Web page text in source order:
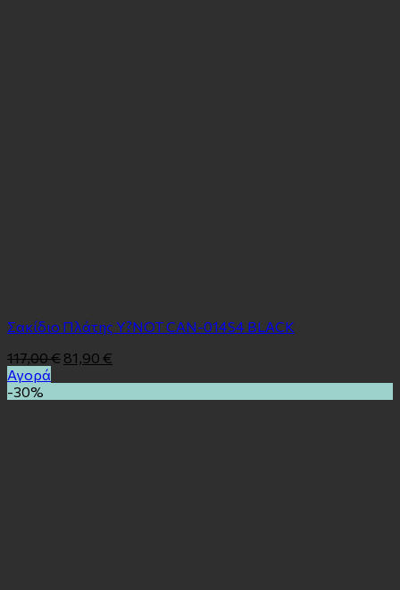
Σακίδιο Πλάτης Y?NOT CAN-014S4 BLACK
117,00€ 81,90 €
Αγορά
-30%